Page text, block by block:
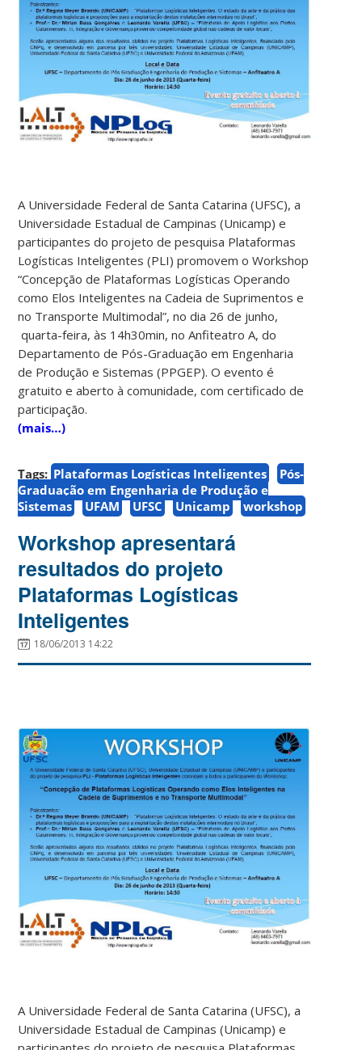
A Universidade Federal de Santa Catarina (UFSC), a
Universidade Estadual de Campinas (Unicamp) e
participantes do projeto de pesquisa Plataformas
Logísticas Inteligentes (PLI) promovem o Workshop
“Concepção de Plataformas Logísticas Operando
como Elos Inteligentes na Cadeia de Suprimentos e
no Transporte Multimodal”, no dia 26 de junho,
quarta-feira, às 14h30min, no Anfiteatro A, do
Departamento de Pós-Graduação em Engenharia
de Produção e Sistemas (PPGEP). O evento é
gratuito e aberto à comunidade, com certificado de
participação.
(mais…)
Tags: Plataformas Logísticas Inteligentes
Pós-
Graduação em Engenharia de Produção e
Sistemas
UFAM UFSC Unicamp workshop
Workshop apresentará
resultados do projeto
Plataformas Logísticas
Inteligentes
18/06/2013 14:22
A Universidade Federal de Santa Catarina (UFSC), a
Universidade Estadual de Campinas (Unicamp) e